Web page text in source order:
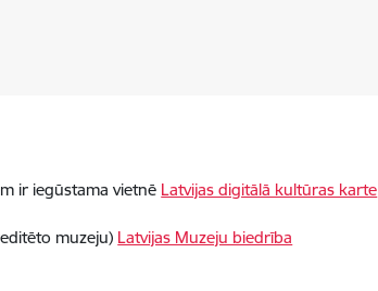
ir iegūstama vietnē Latvijas digitālā kultūras karte
muzeju) Latvijas Muzeju biedrība